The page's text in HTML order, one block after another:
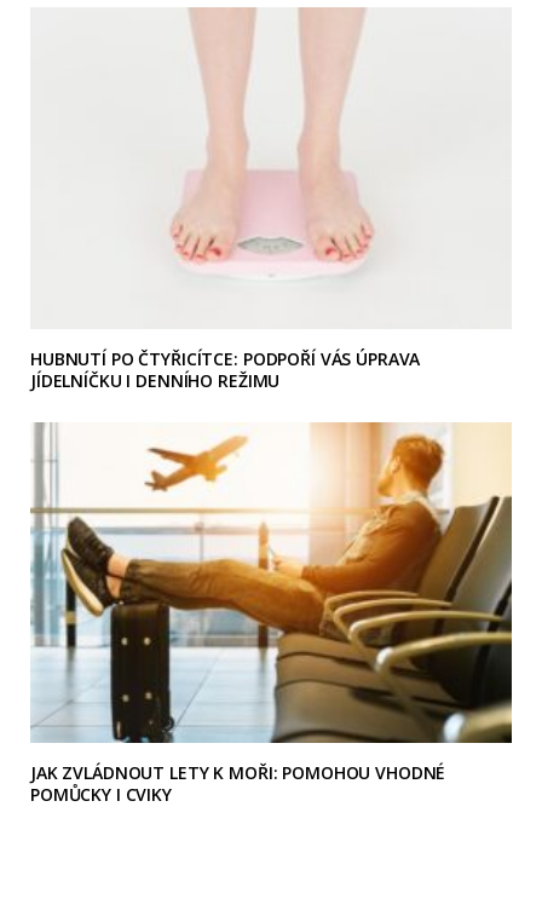
HUBNUTÍ PO ČTYŘICÍTCE: PODPOŘÍ VÁS ÚPRAVA
JÍDELNÍČKU I DENNÍHO REŽIMU
JAK ZVLÁDNOUT LETY K MOŘI: POMOHOU VHODNÉ
POMŮCKY I CVIKY